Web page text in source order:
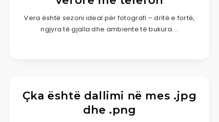
Vera është sezoni ideal për fotografi – dritë e fortë,
ngjyra të gjalla dhe ambiente të bukura….
Çka është dallimi në mes .jpg
dhe .png